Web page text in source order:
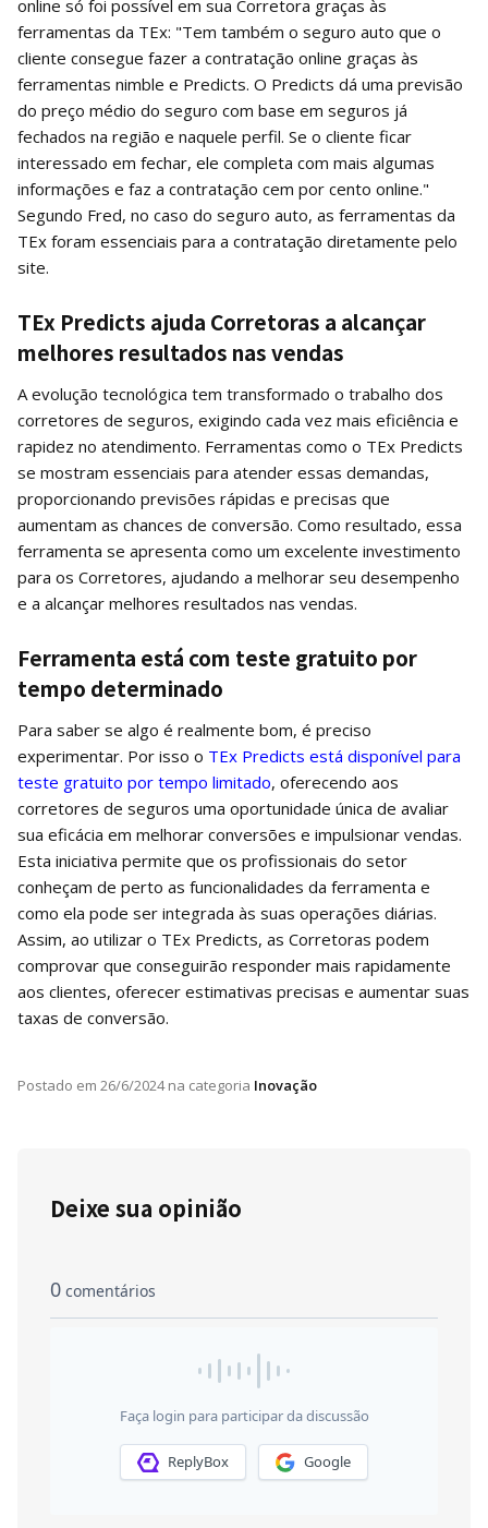
online só foi possível em sua Corretora graças às
ferramentas da TEx: "Tem também o seguro auto que o
cliente consegue fazer a contratação online graças às
ferramentas nimble e Predicts. O Predicts dá uma previsão
do preço médio do seguro com base em seguros já
fechados na região e naquele perfil. Se o cliente ficar
interessado em fechar, ele completa com mais algumas
informações e faz a contratação cem por cento online."
Segundo Fred, no caso do seguro auto, as ferramentas da
TEx foram essenciais para a contratação diretamente pelo
site.
TEx Predicts ajuda Corretoras a alcançar
melhores resultados nas vendas
A evolução tecnológica tem transformado o trabalho dos
corretores de seguros, exigindo cada vez mais eficiência e
rapidez no atendimento. Ferramentas como o TEx Predicts
se mostram essenciais para atender essas demandas,
proporcionando previsões rápidas e precisas que
aumentam as chances de conversão. Como resultado, essa
ferramenta se apresenta como um excelente investimento
para os Corretores, ajudando a melhorar seu desempenho
e a alcançar melhores resultados nas vendas.
Ferramenta está com teste gratuito por
tempo determinado
Para saber se algo é realmente bom, é preciso
experimentar. Por isso o TEx Predicts está disponível para
teste gratuito por tempo limitado, oferecendo aos
corretores de seguros uma oportunidade única de avaliar
sua eficácia em melhorar conversões e impulsionar vendas.
Esta iniciativa permite que os profissionais do setor
conheçam de perto as funcionalidades da ferramenta e
como ela pode ser integrada às suas operações diárias.
Assim, ao utilizar o TEx Predicts, as Corretoras podem
comprovar que conseguirão responder mais rapidamente
aos clientes, oferecer estimativas precisas e aumentar suas
taxas de conversão.
Postado em 26/6/2024na categoria Inovação
Deixe sua opinião